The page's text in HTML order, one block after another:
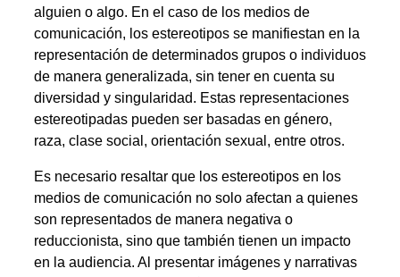
alguien o algo. En el caso de los medios de
comunicación, los estereotipos se manifiestan en la
representación de determinados grupos o individuos
de manera generalizada, sin tener en cuenta su
diversidad y singularidad. Estas representaciones
estereotipadas pueden ser basadas en género,
raza, clase social, orientación sexual, entre otros.
Es necesario resaltar que los estereotipos en los
medios de comunicación no solo afectan a quienes
son representados de manera negativa o
reduccionista, sino que también tienen un impacto
en la audiencia. Al presentar imágenes y narrativas